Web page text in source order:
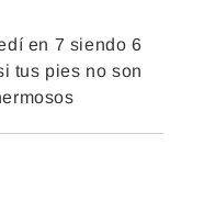
en 7 siendo 6
tus pies no son